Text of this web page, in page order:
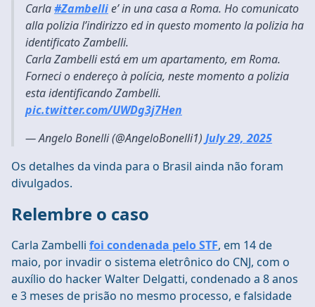
Carla#Zambellie’ in una casa a Roma. Ho comunicato
alla polizia l’indirizzo ed in questo momento la polizia ha
identificato Zambelli.
Carla Zambelli está em um apartamento, em Roma.
Forneci o endereço à polícia, neste momento a polizia
esta identificando Zambelli.
pic.twitter.com/UWDg3j7Hen
— Angelo Bonelli (@AngeloBonelli1) July 29, 2025
Os detalhes da vinda para o Brasil ainda não foram
divulgados.
Relembre o caso
Carla Zambelli foi condenada pelo STF, em 14 de
maio, por invadir o sistema eletrônico do CNJ, com o
auxílio do hacker Walter Delgatti, condenado a 8 anos
e 3 meses de prisão no mesmo processo, e falsidade